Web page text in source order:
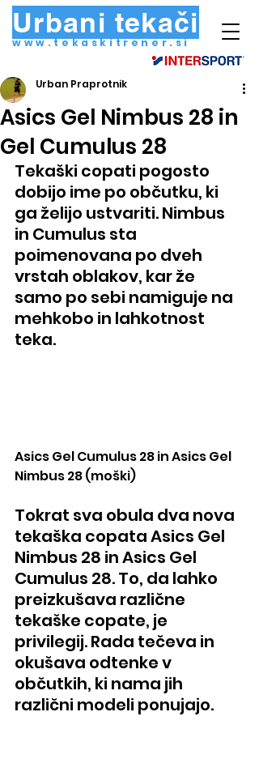
Urbani tekači
www.tekaskitrener.si
Asics Gel Nimbus 28 in
Gel Cumulus 28
Urban Praprotnik
Tekaški copati pogosto
dobijo ime po občutku, ki
ga želijo ustvariti. Nimbus
in Cumulus sta
poimenovana po dveh
vrstah oblakov, kar že
samo po sebi namiguje na
mehkobo in lahkotnost
teka.
Asics Gel Cumulus 28 in Asics Gel
Nimbus 28 (moški)
Tokrat sva obula dva nova
tekaška copata Asics Gel
Nimbus 28 in Asics Gel
Cumulus 28. To, da lahko
preizkušava različne
tekaške copate, je
privilegij. Rada tečeva in
okušava odtenke v
občutkih, ki nama jih
različni modeli ponujajo.